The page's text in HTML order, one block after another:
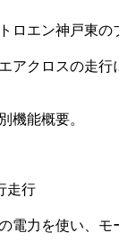
ロエン神戸東の
アクロスの走行
機能概要。
走行
電力を使い、モ